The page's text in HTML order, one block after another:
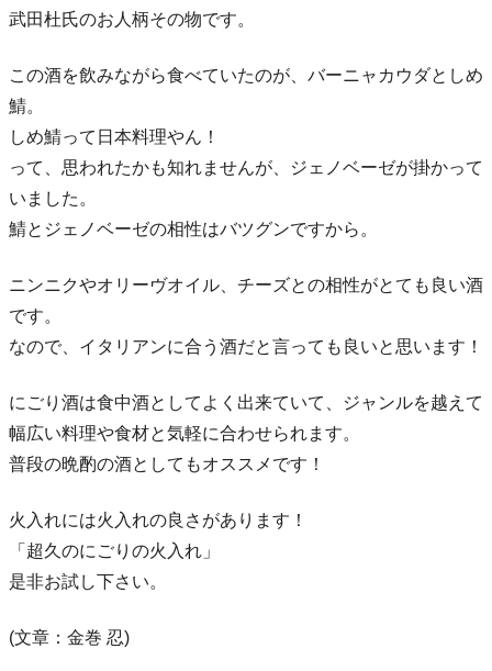
武田杜氏のお人柄その物です。
この酒を飲みながら食べていたのが、バーニャカウダとしめ
鯖。
しめ鯖って日本料理やん！
って、思われたかも知れませんが、ジェノベーゼが掛かって
いました。
鯖とジェノベーゼの相性はバツグンですから。
ニンニクやオリーヴオイル、チーズとの相性がとても良い酒
です。
なので、イタリアンに合う酒だと言っても良いと思います！
にごり酒は食中酒としてよく出来ていて、ジャンルを越えて
幅広い料理や食材と気軽に合わせられます。
普段の晩酌の酒としてもオススメです！
火入れには火入れの良さがあります！
「超久のにごりの火入れ」
是非お試し下さい。
(文章：金巻 忍)